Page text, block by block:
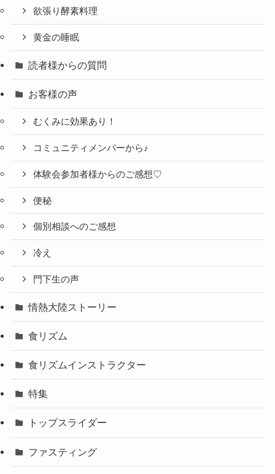
欲張り酵素料理
黄金の睡眠
読者様からの質問
お客様の声
むくみに効果あり！
コミュニティメンバーから♪
体験会参加者様からのご感想♡
便秘
個別相談へのご感想
冷え
門下生の声
情熱大陸ストーリー
食リズム
食リズムインストラクター
特集
トップスライダー
ファスティング